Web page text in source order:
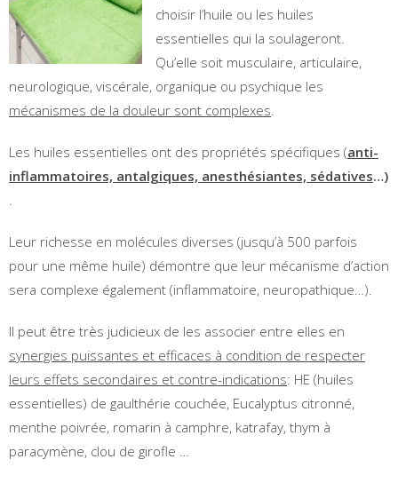
choisir l’huile ou les huiles
essentielles qui la soulageront.
Qu’elle soit musculaire, articulaire,
neurologique, viscérale, organique ou psychique les
mécanismes de la douleur sont complexes.
Les huiles essentielles ont des propriétés spécifiques (anti-
inflammatoires, antalgiques, anesthésiantes, sédatives…)
.
Leur richesse en molécules diverses (jusqu’à 500 parfois
pour une même huile) démontre que leur mécanisme d’action
sera complexe également (inflammatoire, neuropathique…).
Il peut être très judicieux de les associer entre elles en
synergies puissantes et efficaces à condition de respecter
leurs effets secondaires et contre-indications: HE (huiles
essentielles) de gaulthérie couchée, Eucalyptus citronné,
menthe poivrée, romarin à camphre, katrafay, thym à
paracymène, clou de girofle …